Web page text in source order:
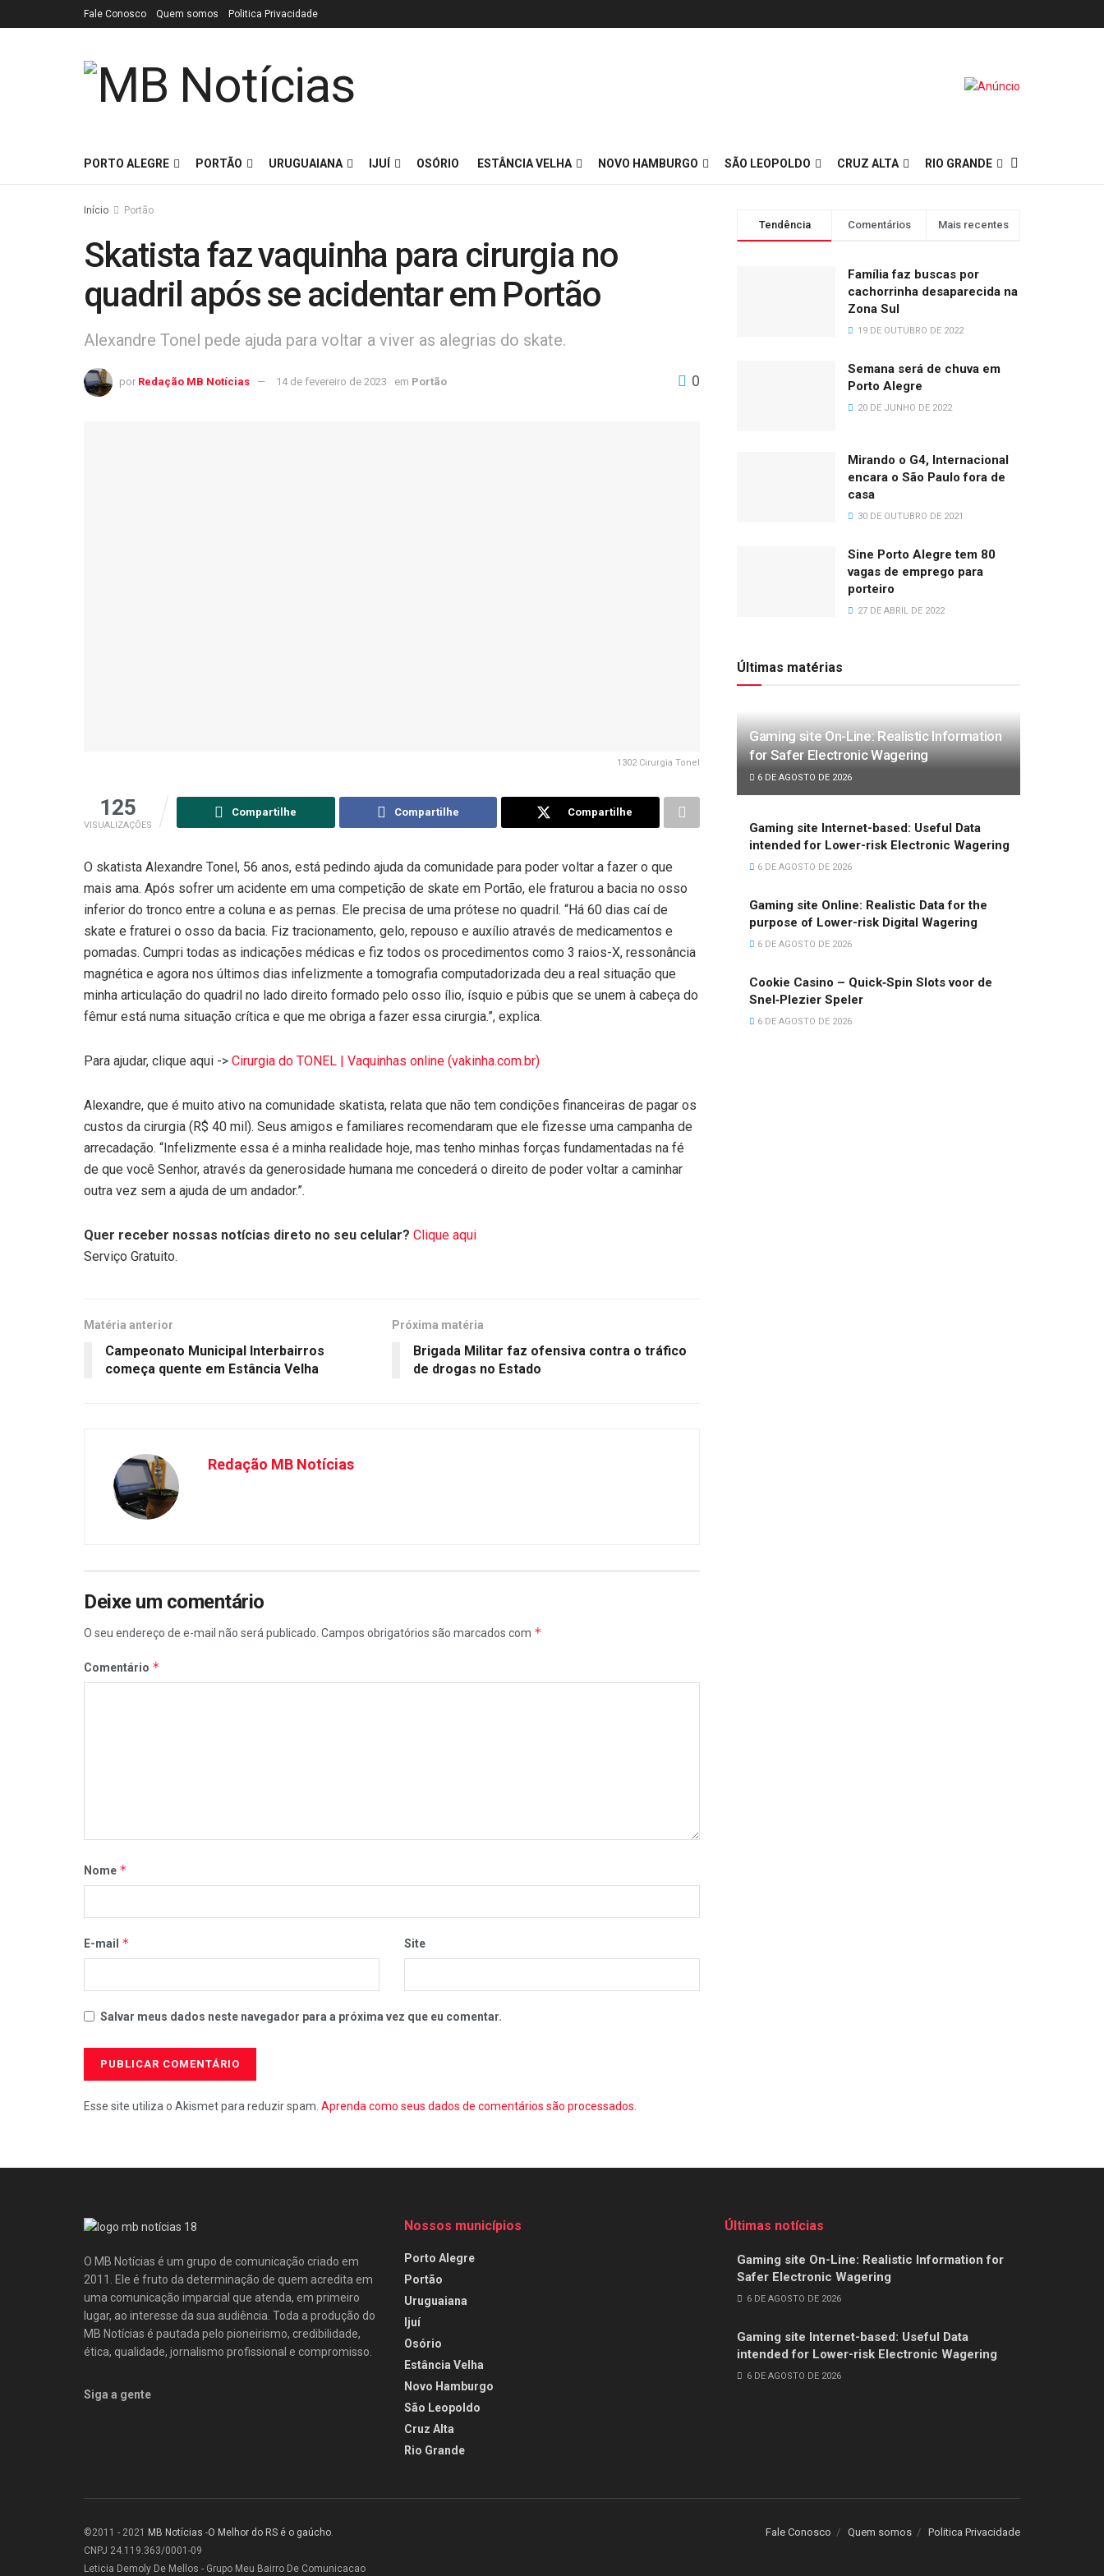
Fale Conosco Quem somos Politica Privacidade
PORTO ALEGRE PORTÃO URUGUAIANA IJUÍ OSÓRIO ESTÂNCIA VELHA NOVO HAMBURGO SÃO LEOPOLDO CRUZ ALTA RIO GRANDE
Início Portão
Skatista faz vaquinha para cirurgia no
quadril após se acidentar em Portão
Alexandre Tonel pede ajuda para voltar a viver as alegrias do skate.
por Redação MB Notícias 14 de fevereiro de 2023 em Portão 0
1302 Cirurgia Tonel
125
VISUALIZAÇÕES
Compartilhe Compartilhe Compartilhe
O skatista Alexandre Tonel, 56 anos, está pedindo ajuda da comunidade para poder voltar a fazer o que
mais ama. Após sofrer um acidente em uma competição de skate em Portão, ele fraturou a bacia no osso
inferior do tronco entre a coluna e as pernas. Ele precisa de uma prótese no quadril. “Há 60 dias caí de
skate e fraturei o osso da bacia. Fiz tracionamento, gelo, repouso e auxílio através de medicamentos e
pomadas. Cumpri todas as indicações médicas e fiz todos os procedimentos como 3 raios-X, ressonância
magnética e agora nos últimos dias infelizmente a tomografia computadorizada deu a real situação que
minha articulação do quadril no lado direito formado pelo osso ílio, ísquio e púbis que se unem à cabeça do
fêmur está numa situação crítica e que me obriga a fazer essa cirurgia.”, explica.
Para ajudar, clique aqui -> Cirurgia do TONEL | Vaquinhas online (vakinha.com.br)
Alexandre, que é muito ativo na comunidade skatista, relata que não tem condições financeiras de pagar os
custos da cirurgia (R$ 40 mil). Seus amigos e familiares recomendaram que ele fizesse uma campanha de
arrecadação. “Infelizmente essa é a minha realidade hoje, mas tenho minhas forças fundamentadas na fé
de que você Senhor, através da generosidade humana me concederá o direito de poder voltar a caminhar
outra vez sem a ajuda de um andador.”.
Quer receber nossas notícias direto no seu celular? Clique aqui
Serviço Gratuito.
Matéria anterior
Campeonato Municipal Interbairros
começa quente em Estância Velha
Próxima matéria
Brigada Militar faz ofensiva contra o tráfico
de drogas no Estado
Redação MB Notícias
Deixe um comentário
O seu endereço de e-mail não será publicado. Campos obrigatórios são marcados com *
Comentário *
Nome *
E-mail * Site
Salvar meus dados neste navegador para a próxima vez que eu comentar.
Esse site utiliza o Akismet para reduzir spam. Aprenda como seus dados de comentários são processados
Tendência Comentários Mais recentes
Família faz buscas por
cachorrinha desaparecida na
Zona Sul
19 DE OUTUBRO DE 2022
Semana será de chuva em
Porto Alegre
20 DE JUNHO DE 2022
Mirando o G4, Internacional
encara o São Paulo fora de
casa
30 DE OUTUBRO DE 2021
Sine Porto Alegre tem 80
vagas de emprego para
porteiro
27 DE ABRIL DE 2022
Últimas matérias
Gaming site On-Line: Realistic Information
for Safer Electronic Wagering
6 DE AGOSTO DE 2026
Gaming site Internet-based: Useful Data
intended for Lower-risk Electronic Wagering
6 DE AGOSTO DE 2026
Gaming site Online: Realistic Data for the
purpose of Lower-risk Digital Wagering
6 DE AGOSTO DE 2026
Cookie Casino – Quick‑Spin Slots voor de
Snel‑Plezier Speler
6 DE AGOSTO DE 2026
O MB Notícias é um grupo de comunicação criado em
2011. Ele é fruto da determinação de quem acredita em
uma comunicação imparcial que atenda, em primeiro
lugar, ao interesse da sua audiência. Toda a produção do
MB Notícias é pautada pelo pioneirismo, credibilidade,
ética, qualidade, jornalismo profissional e compromisso.
Siga a gente
Nossos municípios
Porto Alegre
Portão
Uruguaiana
Ijuí
Osório
Estância Velha
Novo Hamburgo
São Leopoldo
Cruz Alta
Rio Grande
Últimas notícias
Gaming site On-Line: Realistic Information for
Safer Electronic Wagering
6 DE AGOSTO DE 2026
Gaming site Internet-based: Useful Data
intended for Lower-risk Electronic Wagering
6 DE AGOSTO DE 2026
Fale Conosco Quem somos Politica Privacidade
©2011 - 2021 MB Notícias -O Melhor do RS é o gaúcho.
CNPJ 24.119.363/0001-09
Leticia Demoly De Mellos - Grupo Meu Bairro De Comunicacao